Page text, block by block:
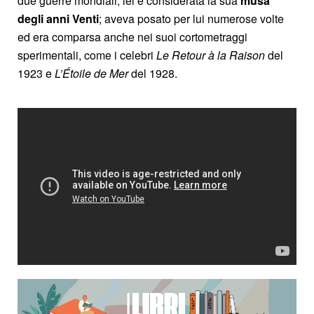
degli anni Venti; aveva posato per lui numerose volte
ed era comparsa anche nei suoi cortometraggi
sperimentali, come i celebri Le Retour à la Raisondel
1923 eL’Étoile de Merdel 1928.